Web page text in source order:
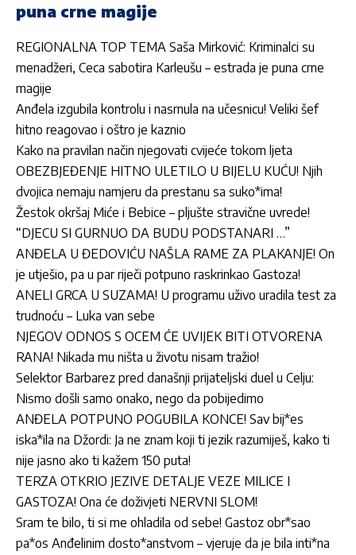
puna crne magije
REGIONALNA TOP TEMA Saša Mirković: Kriminalci su
menadžeri, Ceca sabotira Karleušu – estrada je puna crne
magije
Anđela izgubila kontrolu i nasrnula na učesnicu! Veliki šef
hitno reagovao i oštro je kaznio
Kako na pravilan način njegovati cvijeće tokom ljeta
OBEZBJEĐENJE HITNO ULETILO U BIJELU KUĆU! Njih
dvojica nemaju namjeru da prestanu sa suko*ima!
Žestok okršaj Miće i Bebice – pljušte stravične uvrede!
“DJECU SI GURNUO DA BUDU PODSTANARI …”
ANĐELA U ĐEDOVIĆU NAŠLA RAME ZA PLAKANJE! On
je utješio, pa u par riječi potpuno raskrinkao Gastoza!
ANELI GRCA U SUZAMA! U programu uživo uradila test za
trudnoću – Luka van sebe
NJEGOV ODNOS S OCEM ĆE UVIJEK BITI OTVORENA
RANA! Nikada mu ništa u životu nisam tražio!
Selektor Barbarez pred današnji prijateljski duel u Celju:
Nismo došli samo onako, nego da pobijedimo
ANĐELA POTPUNO POGUBILA KONCE! Sav bij*es
iska*ila na Džordi: Ja ne znam koji ti jezik razumiješ, kako ti
nije jasno ako ti kažem 150 puta!
TERZA OTKRIO JEZIVE DETALJE VEZE MILICE I
GASTOZA! Ona će doživjeti NERVNI SLOM!
Sram te bilo, ti si me ohladila od sebe! Gastoz obr*sao
pa*os Anđelinim dosto*anstvom – vjeruje da je bila inti*na